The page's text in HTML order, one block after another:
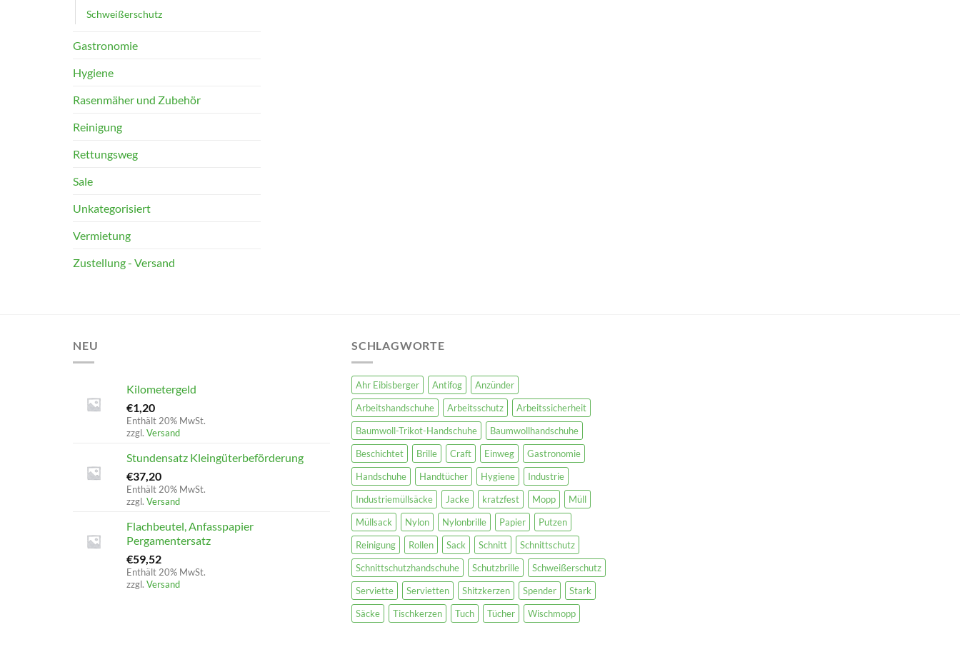
Schweißerschutz
Gastronomie
Hygiene
Rasenmäher und Zubehör
Reinigung
Rettungsweg
Sale
Unkategorisiert
Vermietung
Zustellung - Versand
NEU
Kilometergeld
€1,20
Enthält 20% MwSt.
zzgl. Versand
Stundensatz Kleingüterbeförderung
€37,20
Enthält 20% MwSt.
zzgl. Versand
Flachbeutel, Anfasspapier
Pergamentersatz
€59,52
Enthält 20% MwSt.
zzgl. Versand
SCHLAGWORTE
Ahr Eibisberger Antifog
Anzünder
Arbeitshandschuhe
Arbeitsschutz
Arbeitssicherheit
Baumwoll-Trikot-Handschuhe
Baumwollhandschuhe
Beschichtet
Brille Craft Einweg
Gastronomie
Handschuhe
Handtücher Hygiene
Industrie
Industriemüllsäcke
Jacke kratzfest Mopp
Müll
Müllsack
Nylon Nylonbrille Papier
Putzen
Reinigung
Rollen Sack Schnitt
Schnittschutz
Schnittschutzhandschuhe
Schutzbrille
Schweißerschutz
Serviette
Servietten Shitzkerzen Spender
Stark
Säcke
Tischkerzen Tuch Tücher Wischmopp